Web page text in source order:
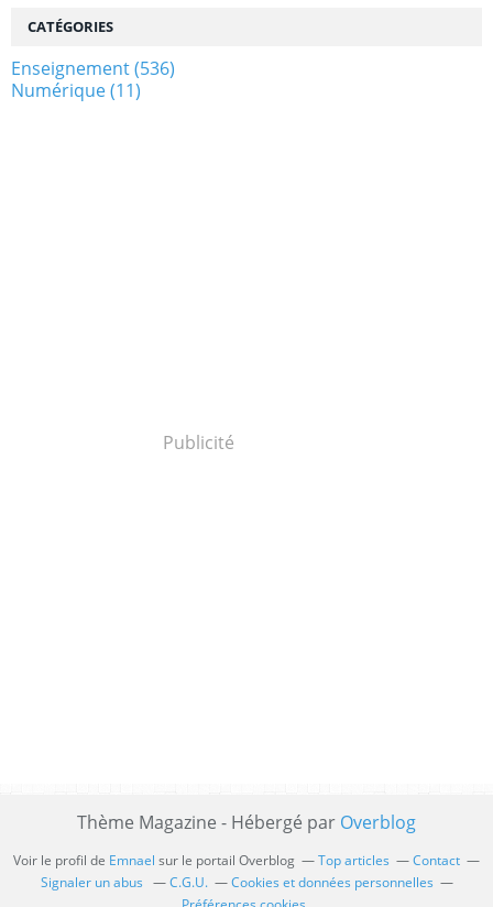
CATÉGORIES
Enseignement(536)
Numérique(11)
Publicité
Thème Magazine - Hébergé par Overblog
Voir le profil de Emnael sur le portail Overblog Top articles
Contact
Signaler un abus
C.G.U.
Cookies et données personnelles